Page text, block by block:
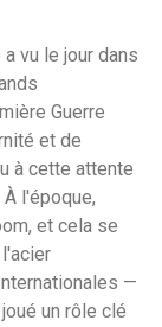
vu le jour dans
Guerre
et de
à cette attente
l'époque,
et cela se
—
un rôle clé